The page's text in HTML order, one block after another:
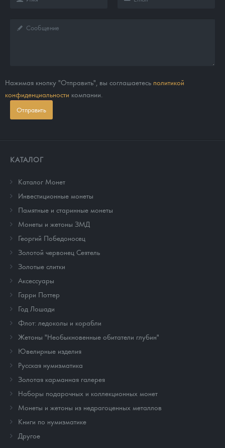
Нажимая кнопку "Отправить", вы соглашаетесь политикой
конфиденциальности компании.
Отправить
КАТАЛОГ
Каталог Монет
Инвестиционные монеты
Памятные и старинные монеты
Монеты и жетоны ЗМД
Георгий Победоносец
Золотой червонец Сеятель
Золотые слитки
Аксессуары
Гарри Поттер
Год Лошади
Флот: ледоколы и корабли
Жетоны "Необыкновенные обитатели глубин"
Ювелирные изделия
Русская нумизматика
Золотая карманная галерея
Наборы подарочных и коллекционных монет
Монеты и жетоны из недрагоценных металлов
Книги по нумизматике
Другое